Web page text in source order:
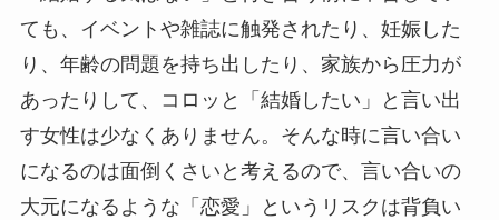
ても、イベントや雑誌に触発されたり、妊娠した
り、年齢の問題を持ち出したり、家族から圧力が
あったりして、コロッと「結婚したい」と言い出
す女性は少なくありません。そんな時に言い合い
になるのは面倒くさいと考えるので、言い合いの
大元になるような「恋愛」というリスクは背負い